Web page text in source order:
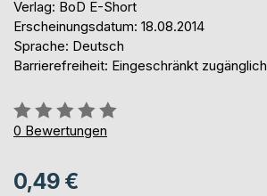
Verlag: BoD E-Short
Erscheinungsdatum: 18.08.2014
Sprache: Deutsch
Barrierefreiheit: Eingeschränkt zugänglich
Bewertung::
0%
0 Bewertungen
0,49 €